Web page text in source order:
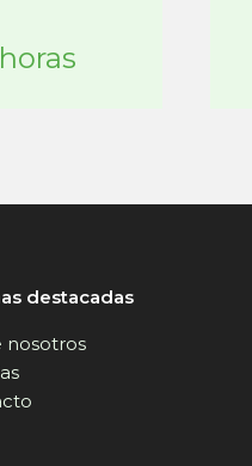
destacadas
nosotros